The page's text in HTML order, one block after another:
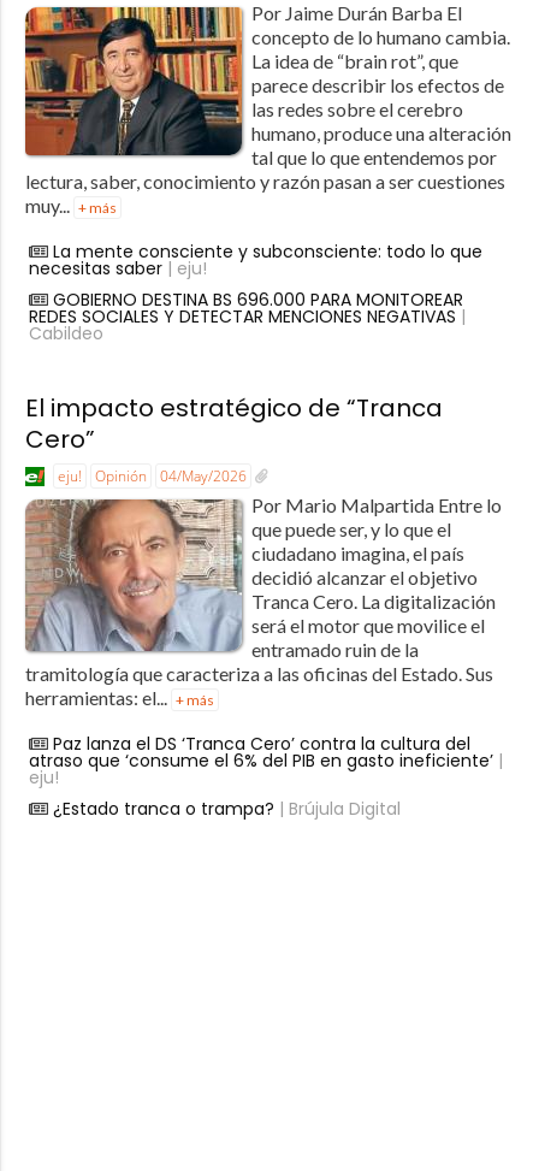
Por Jaime Durán Barba El
concepto de lo humano cambia.
La idea de “brain rot”, que
parece describir los efectos de
las redes sobre el cerebro
humano, produce una alteración
tal que lo que entendemos por
lectura, saber, conocimiento y razón pasan a ser cuestiones
muy... + más
La mente consciente y subconsciente: todo lo que
necesitas saber| eju!
GOBIERNO DESTINA BS 696.000 PARA MONITOREAR
REDES SOCIALES Y DETECTAR MENCIONES NEGATIVAS |
Cabildeo
El impacto estratégico de “Tranca
Cero”
eju! Opinión 04/May/2026
Por Mario Malpartida Entre lo
que puede ser, y lo que el
ciudadano imagina, el país
decidió alcanzar el objetivo
Tranca Cero. La digitalización
será el motor que movilice el
entramado ruin de la
tramitología que caracteriza a las oficinas del Estado. Sus
herramientas: el... + más
Paz lanza el DS ‘Tranca Cero’ contra la cultura del
atraso que ‘consume el 6% del PIB en gasto ineficiente’|
eju!
¿Estado tranca o trampa? | Brújula Digital